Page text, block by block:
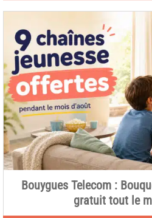
Bouygues Telecom :
gratuit tout le